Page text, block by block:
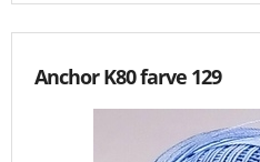
Anchor K80 farve 129